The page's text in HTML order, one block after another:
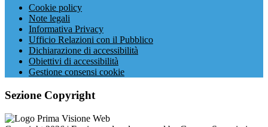
Cookie policy
Note legali
Informativa Privacy
Ufficio Relazioni con il Pubblico
Dichiarazione di accessibilità
Obiettivi di accessibilità
Gestione consensi cookie
Sezione Copyright